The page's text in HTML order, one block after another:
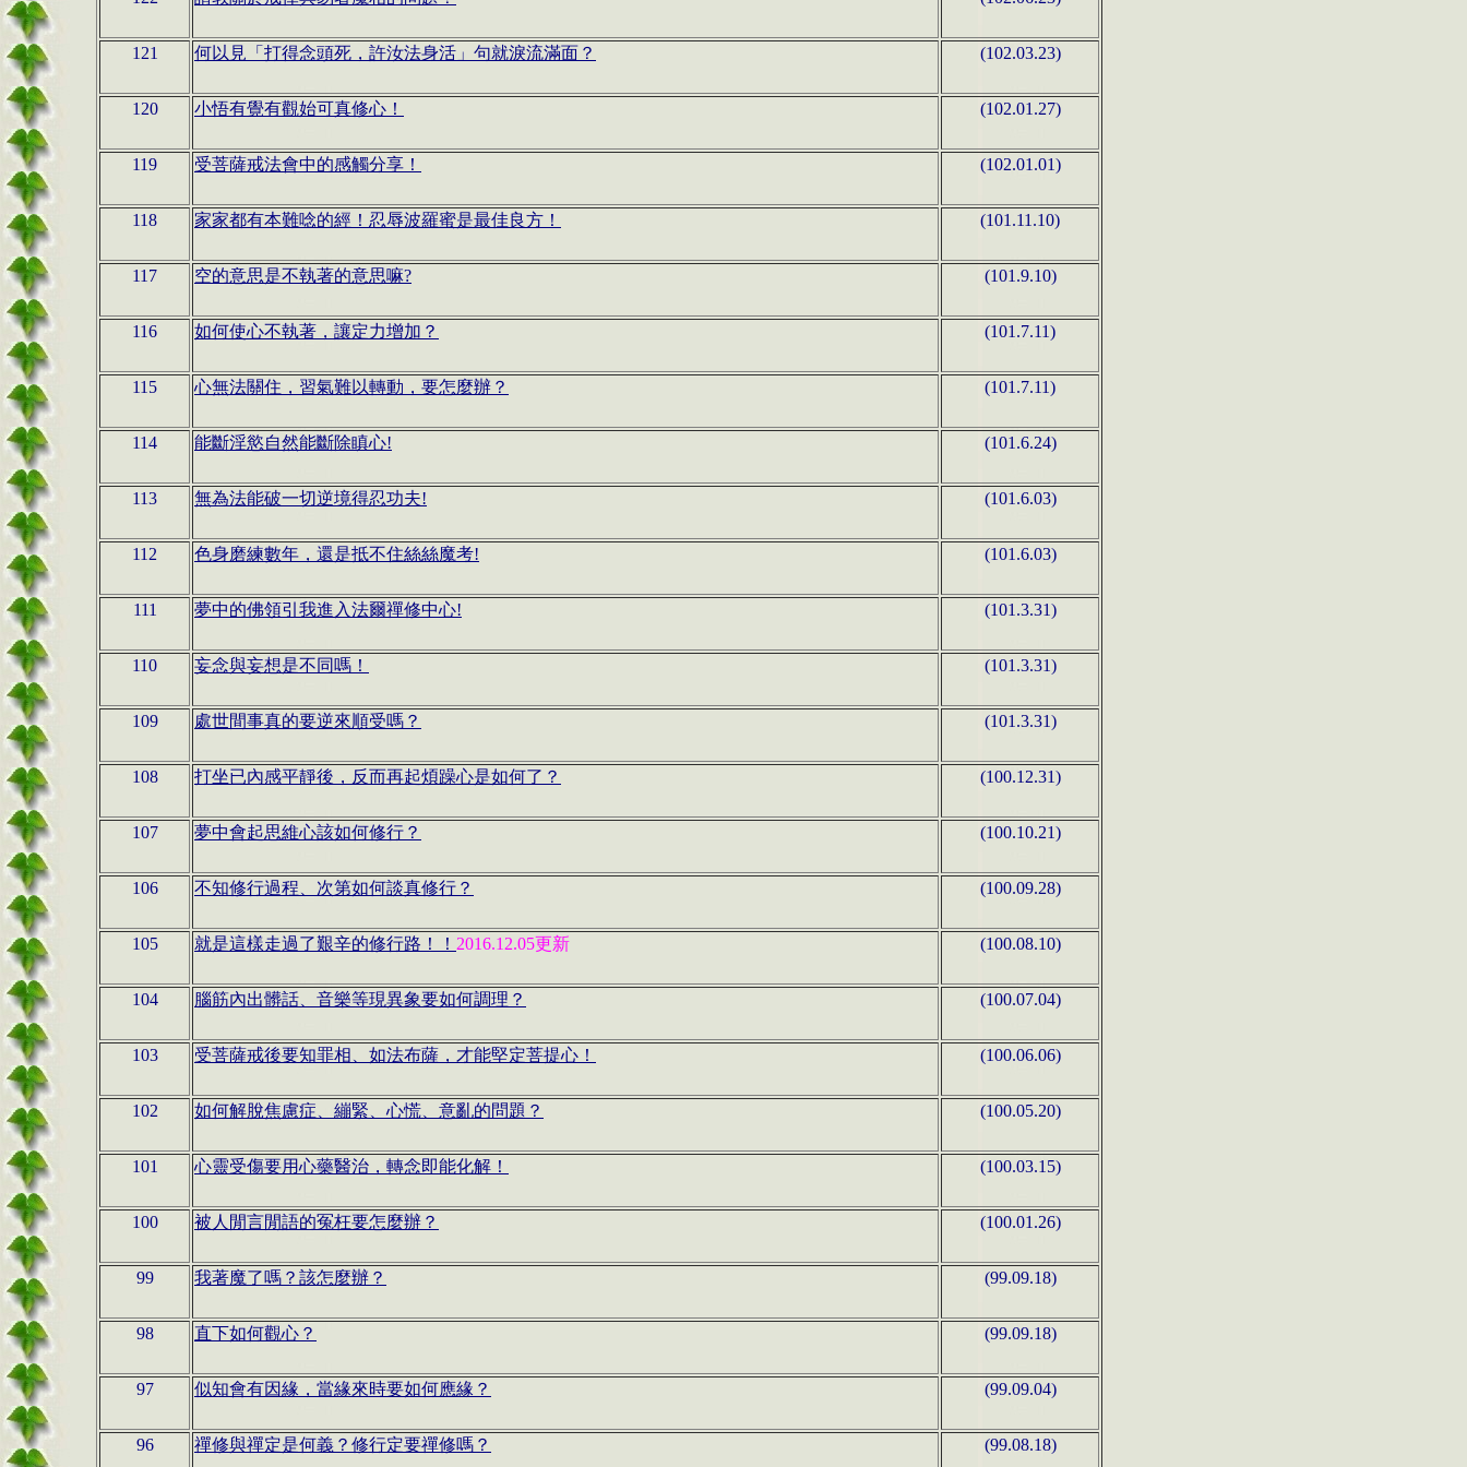
121 何以見「打得念頭死，許汝法身活」句就淚流滿面？ (102.03.23)
120 小悟有覺有觀始可真修心！ (102.01.27)
119 受菩薩戒法會中的感觸分享！ (102.01.01)
118 家家都有本難唸的經！忍辱波羅蜜是最佳良方！ (101.11.10)
117 空的意思是不執著的意思嘛? (101.9.10)
116 如何使心不執著，讓定力增加？ (101.7.11)
115 心無法關住，習氣難以轉動，要怎麼辦？ (101.7.11)
114 能斷淫慾自然能斷除瞋心! (101.6.24)
113 無為法能破一切逆境得忍功夫! (101.6.03)
112 色身磨練數年，還是抵不住絲絲魔考! (101.6.03)
111 夢中的佛領引我進入法爾禪修中心! (101.3.31)
110 妄念與妄想是不同嗎！ (101.3.31)
109 處世間事真的要逆來順受嗎？ (101.3.31)
108 打坐已內感平靜後，反而再起煩躁心是如何了？ (100.12.31)
107 夢中會起思維心該如何修行？ (100.10.21)
106 不知修行過程、次第如何談真修行？ (100.09.28)
105 就是這樣走過了艱辛的修行路！！ 2016.12.05更新 (100.08.10)
104 腦筋內出髒話、音樂等現異象要如何調理？ (100.07.04)
103 受菩薩戒後要知罪相、如法布薩，才能堅定菩提心！ (100.06.06)
102 如何解脫焦慮症、繃緊、心慌、意亂的問題？ (100.05.20)
101 心靈受傷要用心藥醫治，轉念即能化解！ (100.03.15)
100 被人閒言閒語的冤枉要怎麼辦？ (100.01.26)
99 我著魔了嗎？該怎麼辦？ (99.09.18)
98 直下如何觀心？ (99.09.18)
97 似知會有因緣，當緣來時要如何應緣？ (99.09.04)
96 禪修與禪定是何義？修行定要禪修嗎？ (99.08.18)